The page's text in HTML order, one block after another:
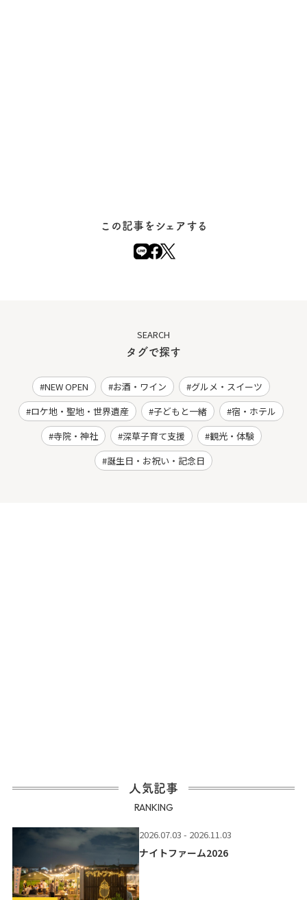
この記事をシェアする
SEARCH
タグで探す
NEW OPEN お酒・ワイン
グルメ・スイーツ
ロケ地・聖地・世界遺産
子どもと一緒
宿・ホテル
寺院・神社
深草子育て支援
観光・体験
誕生日・お祝い・記念日
人気記事
RANKING
2026.07.03 - 2026.11.03
ナイトファーム2026